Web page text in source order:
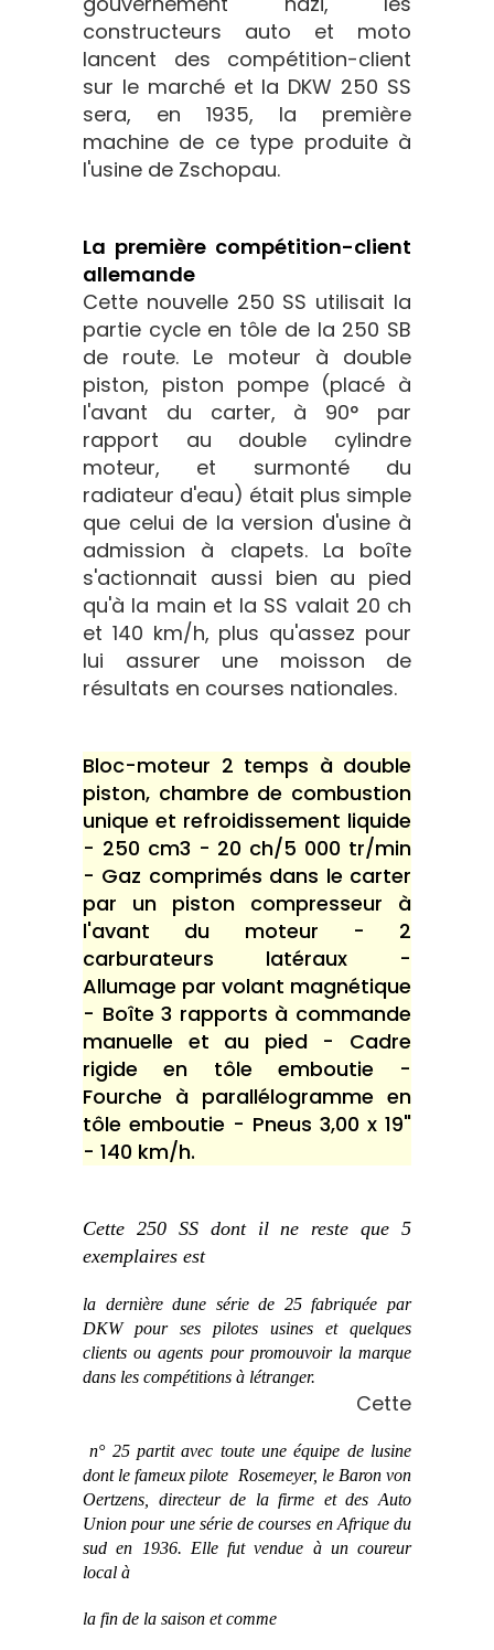
constructeurs auto et moto
lancent des compétition-client
sur le marché et la DKW 250 SS
sera, en 1935, la première
machine de ce type produite à
l'usine de Zschopau.
La première compétition-client
allemande
Cette nouvelle 250 SS utilisait la
partie cycle en tôle de la 250 SB
de route. Le moteur à double
piston, piston pompe (placé à
l'avant du carter, à 90° par
rapport au double cylindre
moteur, et surmonté du
radiateur d'eau) était plus simple
que celui de la version d'usine à
admission à clapets. La boîte
s'actionnait aussi bien au pied
qu'à la main et la SS valait 20 ch
et 140 km/h, plus qu'assez pour
lui assurer une moisson de
résultats en courses nationales.
Bloc-moteur 2 temps à double
piston, chambre de combustion
unique et refroidissement liquide
- 250 cm3 - 20 ch/5 000 tr/min
- Gaz comprimés dans le carter
par un piston compresseur à
l'avant du moteur - 2
carburateurs latéraux -
Allumage par volant magnétique
- Boîte 3 rapports à commande
manuelle et au pied - Cadre
rigide en tôle emboutie -
Fourche à parallélogramme en
tôle emboutie - Pneus 3,00 x 19"
- 140 km/h.
Cette 250 SS dont il ne reste que 5
exemplaires est
la dernière dune série de 25 fabriquée par
DKW pour ses pilotes usines et quelques
clients ou agents pour promouvoir la marque
dans les compétitions à létranger.
Cette
n° 25 partit avec toute une équipe de lusine
dont le fameux pilote Rosemeyer, le Baron von
Oertzens, directeur de la firme et des Auto
Union pour une série de courses en Afrique du
sud en 1936. Elle fut vendue à un coureur
local à
la fin de la saison et comme